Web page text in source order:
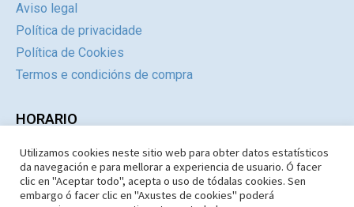
Aviso legal
Política de privacidade
Política de Cookies
Termos e condicións de compra
HORARIO
Día Mañás
Tardes
Luns a Xoves
09:30 – 14.30
Pechado
Venres e Sábados
09:30 – 14:30
Utilizamos cookies neste sitio web para obter datos estatísticos
da navegación e para mellorar a experiencia de usuario. Ó facer
clic en "Aceptar todo", acepta o uso de tódalas cookies. Sen
embargo ó facer clic en "Axustes de cookies" poderá